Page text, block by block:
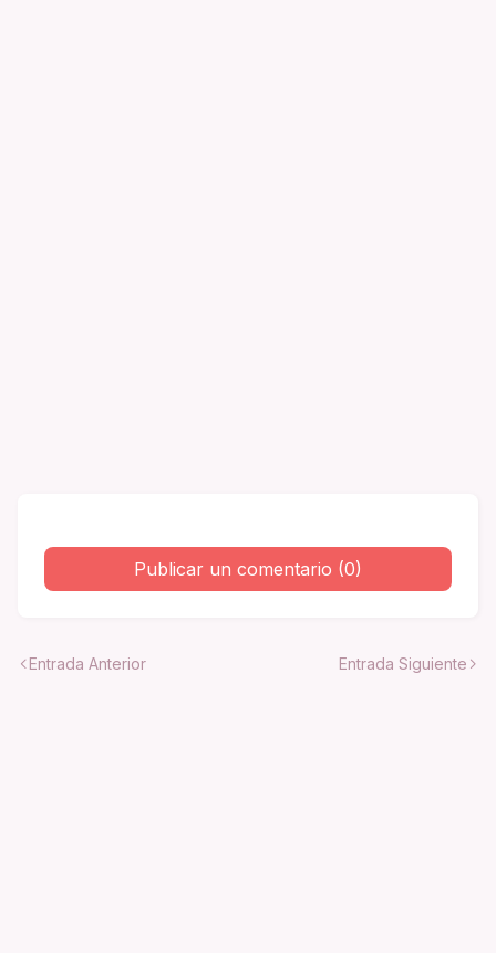
Publicar un comentario (0)
Entrada Anterior Entrada Siguiente